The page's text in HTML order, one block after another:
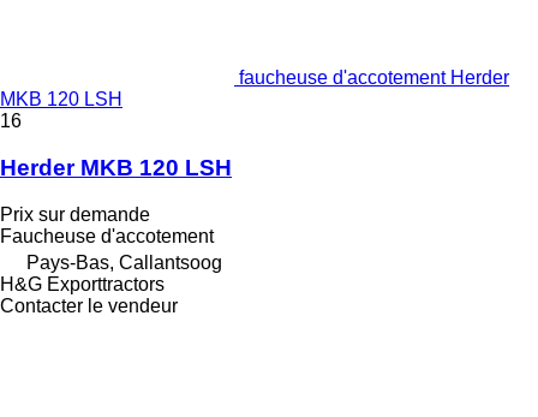
faucheuse d'accotement Herder
MKB 120 LSH
16
Herder MKB 120 LSH
Prix sur demande
Faucheuse d'accotement
Pays-Bas, Callantsoog
H&G Exporttractors
Contacter le vendeur